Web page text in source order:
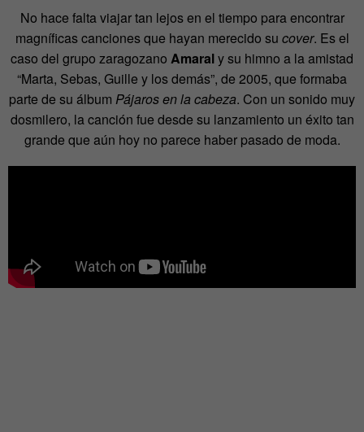
No hace falta viajar tan lejos en el tiempo para encontrar
magníficas canciones que hayan merecido su cover. Es el
caso del grupo zaragozano Amaraly su himno a la amistad
“Marta, Sebas, Guille y los demás”, de 2005, que formaba
parte de su álbum Pájaros en la cabeza. Con un sonido muy
dosmilero, la canción fue desde su lanzamiento un éxito tan
grande que aún hoy no parece haber pasado de moda.